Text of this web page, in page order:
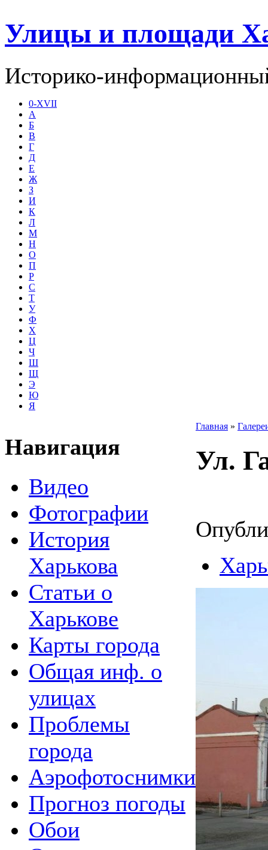
Улицы и площади
Историко-
0-XVII
А
Б
В
Г
Д
Е
Ж
З
И
К
Л
М
Н
О
П
Р
С
Т
У
Ф
Х
Ц
Ч
Ш
Щ
Э
Ю
Я
Навигация
Видео
Фотографии
История
Харькова
Статьи о
Харькове
Карты города
Общая инф. о
улицах
Проблемы
города
Аэрофотоснимки
Прогноз погоды
Обои
Главная »
Ул.